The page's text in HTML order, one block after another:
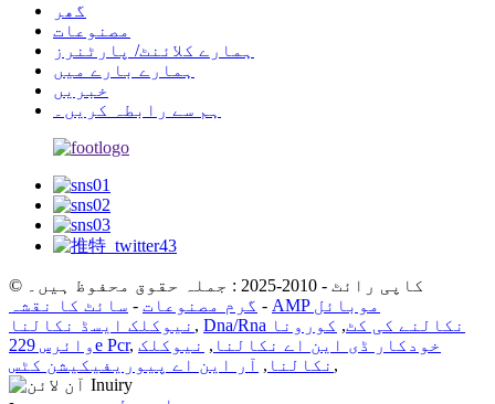
گھر
مصنوعات
ہمارے کلائنٹ/ پارٹنرز
ہمارے بارے میں
خبریں
ہم سے رابطہ کریں۔
© کاپی رائٹ - 2010-2025 : جملہ حقوق محفوظ ہیں۔
گرم مصنوعات - سائٹ کا نقشہ -
AMP موبائل
نیوکلک ایسڈ نکالنا , Dna/Rna نکالنے کی کٹ, کورونا
وائرس 229e Pcr, خودکار ڈی این اے نکالنا , نیوکلک
نکالنا , آر این اے پیوریفیکیشن کٹس ,